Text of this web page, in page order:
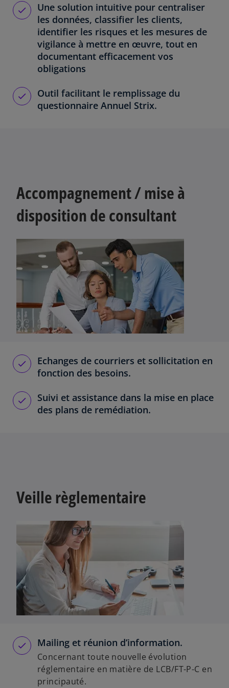
Une solution intuitive pour centraliser
les données, classifier les clients,
identifier les risques et les mesures de
vigilance à mettre en œuvre, tout en
documentant efficacement vos
obligations
Outil facilitant le remplissage du
questionnaire Annuel Strix.
Accompagnement / mise à
disposition de consultant
Echanges de courriers et sollicitation en
fonction des besoins.
Suivi et assistance dans la mise en place
des plans de remédiation.
Veille règlementaire
Mailing et réunion d’information.
Concernant toute nouvelle évolution
réglementaire en matière de LCB/FT-P-C en
principauté.